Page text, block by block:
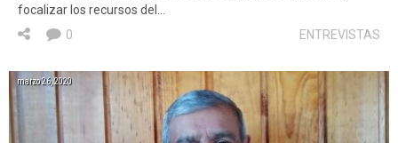
focalizar los recursos del…
ENTREVISTAS
0
marzo 26, 2020